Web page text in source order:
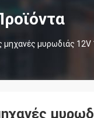
μυρωδιάς 12V